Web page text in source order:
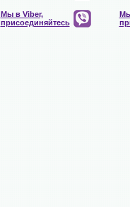
Мы в Viber,
присоединяйтесь